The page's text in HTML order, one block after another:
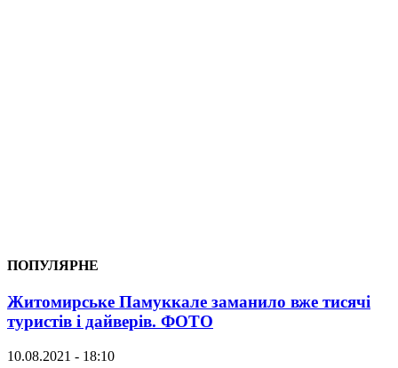
ПОПУЛЯРНЕ
Житомирське Памуккале заманило вже тисячі
туристів і дайверів. ФОТО
10.08.2021 - 18:10